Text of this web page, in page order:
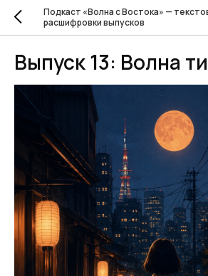
Подкаст «Волна с Востока» —
расшифровки выпусков
Выпуск 13: Волна